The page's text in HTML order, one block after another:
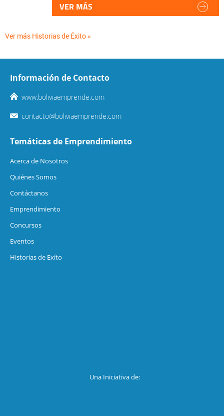
VER MÁS
Ver más Historias de Éxito »
Información de Contacto
www.boliviaemprende.com
contacto@boliviaemprende.com
Temáticas de Emprendimiento
Acerca de Nosotros
Quiénes Somos
Contáctanos
Emprendimiento
Concursos
Eventos
Historias de Exíto
Una Iniciativa de: